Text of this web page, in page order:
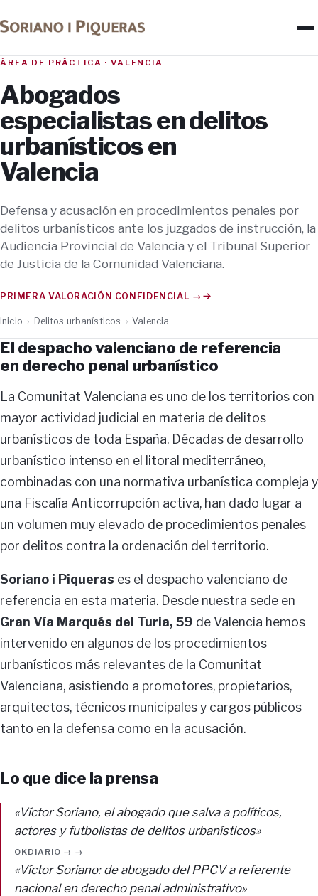
ÁREA DE PRÁCTICA · VALENCIA
Abogados
especialistas en delitos
urbanísticos en
Valencia
Defensa y acusación en procedimientos penales por
delitos urbanísticos ante los juzgados de instrucción, la
Audiencia Provincial de Valencia y el Tribunal Superior
de Justicia de la Comunidad Valenciana.
PRIMERA VALORACIÓN CONFIDENCIAL →
Inicio › Delitos urbanísticos › Valencia
El despacho valenciano de referencia
en derecho penal urbanístico
La Comunitat Valenciana es uno de los territorios con
mayor actividad judicial en materia de delitos
urbanísticos de toda España. Décadas de desarrollo
urbanístico intenso en el litoral mediterráneo,
combinadas con una normativa urbanística compleja y
una Fiscalía Anticorrupción activa, han dado lugar a
un volumen muy elevado de procedimientos penales
por delitos contra la ordenación del territorio.
Soriano i Piqueras es el despacho valenciano de
referencia en esta materia. Desde nuestra sede en
Gran Vía Marqués del Turia, 59 de Valencia hemos
intervenido en algunos de los procedimientos
urbanísticos más relevantes de la Comunitat
Valenciana, asistiendo a promotores, propietarios,
arquitectos, técnicos municipales y cargos públicos
tanto en la defensa como en la acusación.
Lo que dice la prensa
«Víctor Soriano, el abogado que salva a políticos,
actores y futbolistas de delitos urbanísticos»
OKDIARIO → →
«Víctor Soriano: de abogado del PPCV a referente
nacional en derecho penal administrativo»